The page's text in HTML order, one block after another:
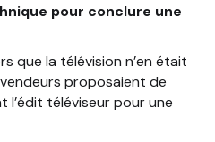
pour conclure une
que la télévision n’en était
proposaient de
l’édit téléviseur pour une